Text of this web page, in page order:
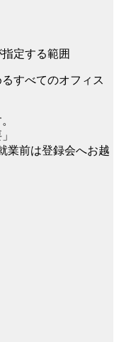
定する範囲
すべてのオフィス
業前は登録会へお越